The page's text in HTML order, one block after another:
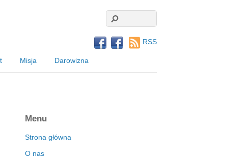
Misja Darowizna
RSS
Menu
Strona główna
O nas